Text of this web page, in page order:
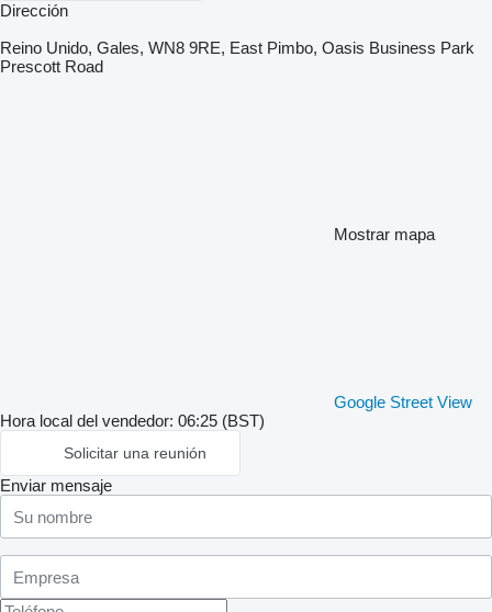
Dirección
Reino Unido, Gales, WN8 9RE, East Pimbo, Oasis Business Park
Prescott Road
Mostrar mapa
Google Street View
Hora local del vendedor: 06:25 (BST)
Solicitar una reunión
Enviar mensaje